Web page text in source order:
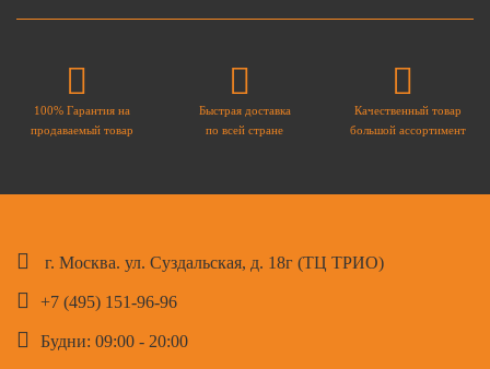
100% Гарантия на
продаваемый товар
Быстрая доставка
по всей стране
Качественный товар
большой ассортимент
г. Москва. ул. Суздальская, д. 18г (ТЦ ТРИО)
+7 (495) 151-96-96
Будни: 09:00 - 20:00